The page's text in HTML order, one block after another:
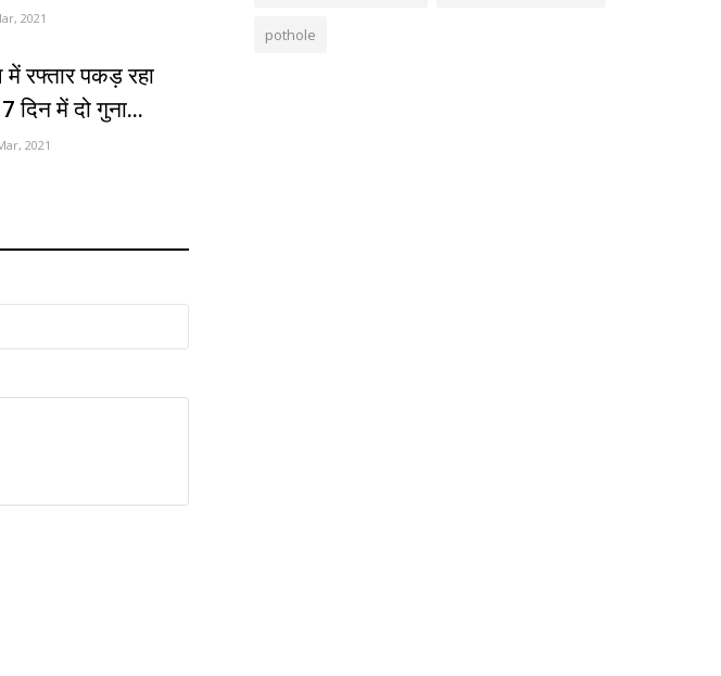
2021
रफ्तार पकड़ रहा
दिन में दो गुना...
2021
pothole